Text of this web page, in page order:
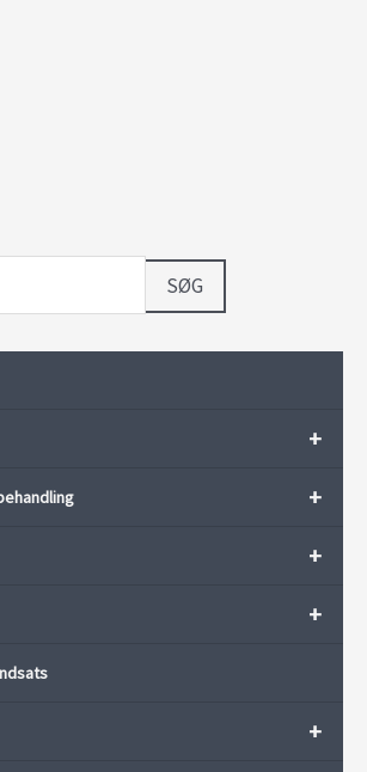
SØG
+
+
+
+
+